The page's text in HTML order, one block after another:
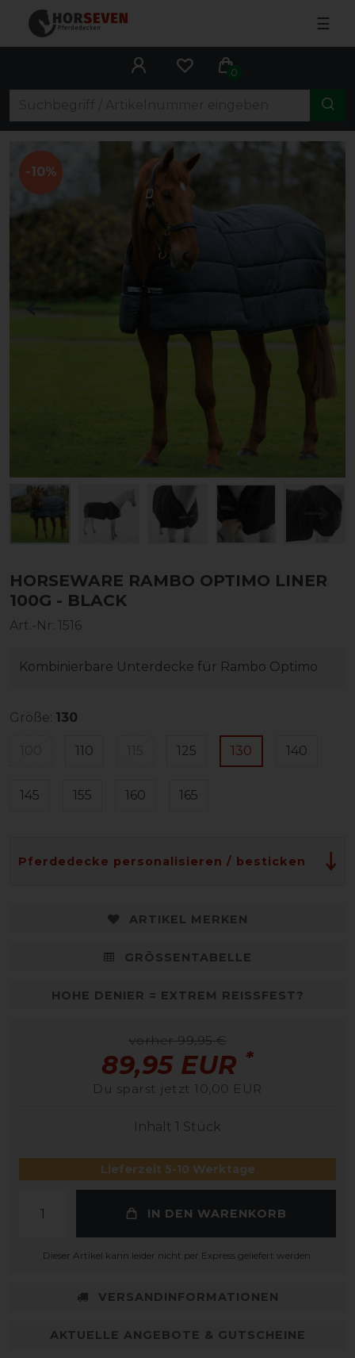
☰
0
-10%
HORSEWARE RAMBO OPTIMO LINER
100G - BLACK
Art.-Nr: 1516
Kombinierbare Unterdecke für Rambo Optimo
Größe: 130
110 125 130 140
145 155 160 165
Pferdedecke personalisieren / besticken
ARTIKEL MERKEN
GRÖSSENTABELLE
HOHE DENIER = EXTREM REISSFEST?
vorher 99,95 €
89,95 EUR *
Du sparst jetzt 10,00 EUR
Inhalt 1 Stück
Lieferzeit 5-10 Werktage
IN DEN WARENKORB
Dieser Artikel kann leider nicht per Express geliefert werden.
VERSANDINFORMATIONEN
AKTUELLE ANGEBOTE & GUTSCHEINE